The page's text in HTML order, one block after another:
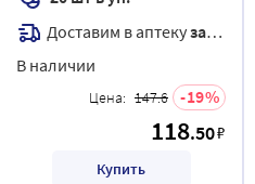
Доставим в аптекузавтра
В наличии
Цена: 147.6 19
118.50₽
Купить